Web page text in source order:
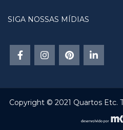
SIGA NOSSAS MÍDIAS
Copyright © 2021 Quartos Etc.